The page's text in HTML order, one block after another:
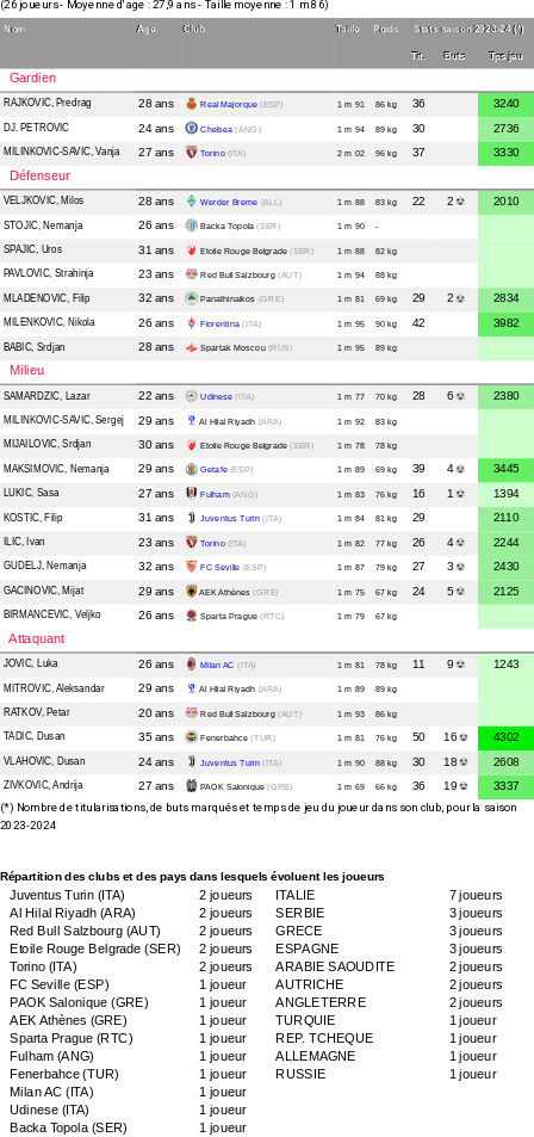
(26 joueurs - Moyenne d'age : 27,9 ans - Taille moyenne : 1 m 86)
Nom Age Club Taille Poids Stats saison 2023-24 (*)
Tit. Buts Tps jeu
Gardien
RAJKOVIC, Predrag 28 ans Real Majorque (ESP) 1 m 91 86 kg 36 3240
DJ. PETROVIC 24 ans Chelsea (ANG) 1 m 94 89 kg 30 2736
MILINKOVIC-SAVIC, Vanja 27 ans Torino (ITA) 2 m 02 96 kg 37 3330
Défenseur
VELJKOVIC, Milos 28 ans Werder Breme (ALL) 1 m 88 83 kg 22 2 2010
STOJIC, Nemanja 26 ans Backa Topola(SER) 1 m 90 -
SPAJIC, Uros 31 ans Etoile Rouge Belgrade(SER) 1 m 88 82 kg
PAVLOVIC, Strahinja 23 ans Red Bull Salzbourg (AUT) 1 m 94 88 kg
MLADENOVIC, Filip 32 ans Panathinaikos (GRE) 1 m 81 69 kg 29 2 2834
MILENKOVIC, Nikola 26 ans Fiorentina (ITA) 1 m 95 90 kg 42
3982
BABIC, Srdjan 28 ans Spartak Moscou (RUS) 1 m 95 89 kg
Milieu
SAMARDZIC , Lazar 22 ans Udinese (ITA) 1 m 77 70 kg 28 6 2380
MILINKOVIC-SAVIC, Sergej 29 ans Al Hilal Riyadh (ARA) 1 m 92 83 kg
MIJAILOVIC, Srdjan 30 ans Etoile Rouge Belgrade(SER) 1 m 78 78 kg
MAKSIMOVIC , Nemanja 29 ans Getafe (ESP) 1 m 89 69 kg 39 4
3445
LUKIC, Sasa 27 ans Fulham (ANG) 1 m 83 76 kg 16 1 1394
KOSTIC, Filip 31 ans Juventus Turin (ITA) 1 m 84 81 kg 29
2110
ILIC, Ivan 23 ans Torino (ITA) 1 m 82 77 kg 26 4
2244
GUDELJ, Nemanja 32 ans FC Seville (ESP) 1 m 87 79 kg 27 3 2430
GACINOVIC, Mijat 29 ans AEK Athènes(GRE) 1 m 75 67 kg 24 5 2125
BIRMANCEVIC, Veljko 26 ans Sparta Prague (RTC) 1 m 79 67 kg
Attaquant
JOVIC, Luka 26 ans Milan AC (ITA) 1 m 81 78 kg 11 9 1243
MITROVIC, Aleksandar 29 ans Al Hilal Riyadh (ARA) 1 m 89 89 kg
RATKOV, Petar 20 ans Red Bull Salzbourg (AUT) 1 m 93 86 kg
TADIC, Dusan 35 ans Fenerbahce(TUR) 1 m 81 76 kg 50 16 4302
VLAHOVIC , Dusan 24 ans Juventus Turin (ITA) 1 m 90 88 kg 30 18 2608
ZIVKOVIC, Andrija 27 ans PAOK Salonique (GRE) 1 m 69 66 kg 36 19
3337
(*) Nombre de titularisations, de buts marqués et temps de jeu du joueur dans son club, pour la saison
2023-2024
Répartition des clubs et des pays dans lesquels évoluent les joueurs
Juventus Turin (ITA)
2 joueurs
Al Hilal Riyadh (ARA)
2 joueurs
Red Bull Salzbourg (AUT)
2 joueurs
Etoile Rouge Belgrade(SER)
2 joueurs
Torino (ITA)
2 joueurs
FC Seville (ESP)
1 joueur
PAOK Salonique(GRE)
1 joueur
AEK Athènes (GRE) 1 joueur
Sparta Prague(RTC) 1 joueur
Fulham (ANG)
1 joueur
Fenerbahce(TUR)
1 joueur
Milan AC(ITA)
1 joueur
Udinese (ITA)
1 joueur
Backa Topola (SER)
1 joueur
ITALIE
7 joueurs
SERBIE
3 joueurs
GRECE
3 joueurs
ESPAGNE
3 joueurs
ARABIE SAOUDITE
2 joueurs
AUTRICHE
2 joueurs
ANGLETERRE
2 joueurs
TURQUIE
1 joueur
REP. TCHEQUE 1 joueur
ALLEMAGNE
1 joueur
RUSSIE
1 joueur